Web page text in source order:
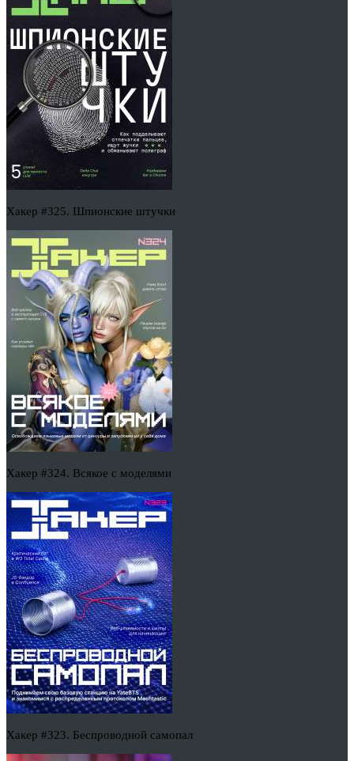
Хакер #325. Шпионские штучки
Хакер #324. Всякое с моделями
Хакер #323. Беспроводной самопал